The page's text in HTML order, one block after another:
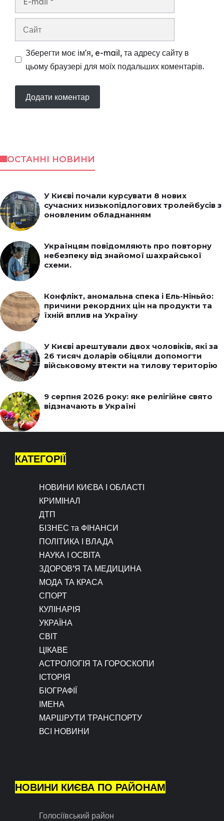
Зберегти моє ім'я, e-mail, та адресу сайту в
цьому браузері для моїх подальших коментарів.
ОСТАННІ НОВИНИ
У Києві почали курсувати 8 нових
сучасних низькопідлогових тролейбусів з
оновленим обладнанням
Українцям повідомляють про повторну
небезпеку від знайомої шахрайської
схеми.
Конфлікт, аномальна спека і Ель-Ніньйо:
причини рекордних цін на продукти та
їхній вплив на Україну
У Києві арештували двох чоловіків, які за
26 тисяч доларів обіцяли допомогти
військовому втекти на тилову територію
9 серпня 2026 року: яке релігійне свято
відзначають в Україні
КАТЕГОРІЇ
НОВИНИ КИЄВА І ОБЛАСТІ
КРИМІНАЛ
ДТП
БІЗНЕС та ФІНАНСИ
ПОЛІТИКА І ВЛАДА
НАУКА І ОСВІТА
ЗДОРОВ’Я ТА МЕДИЦИНА
МОДА ТА КРАСА
СПОРТ
КУЛІНАРІЯ
УКРАЇНА
СВІТ
ЦІКАВЕ
АСТРОЛОГІЯ ТА ГОРОСКОПИ
ІСТОРІЯ
БІОГРАФІЇ
ІМЕНА
МАРШРУТИ ТРАНСПОРТУ
ВСІ НОВИНИ
НОВИНИ КИЄВА ПО РАЙОНАМ
Голосіївський район